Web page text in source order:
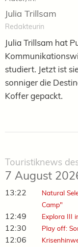
Julia Trillsam
Redakteurin
Julia Trillsam hat
studiert. Jetzt ist
sonniger die
Koffer gepackt.
Touristiknews
7 August
13:22
Natural
Camp"
12:49 Explora III
12:30 Play off:
12:06